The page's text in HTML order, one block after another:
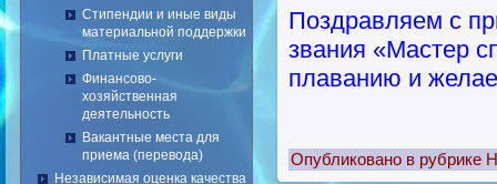
Стипендии и иные виды
материальной поддержки
Платные услуги
Финансово-
хозяйственная
деятельность
Вакантные места для
приема (перевода)
Независимая оценка качества
Поздравляем с
звания «Мастер
плаванию и
Опубликовано в рубрике